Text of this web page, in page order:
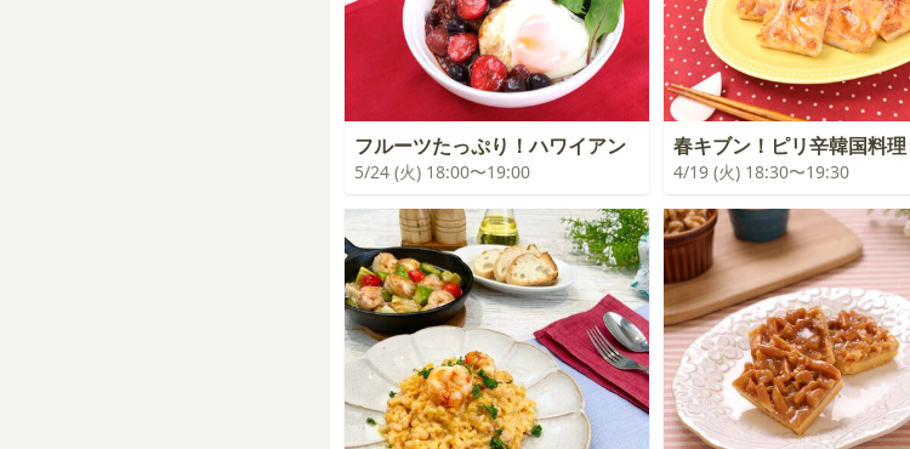
フルーツたっぷり！ハワイアン
5/24 (火) 18:00〜19:00
春キブン！ピリ辛韓国料理
4/19 (火) 18:30〜19:30